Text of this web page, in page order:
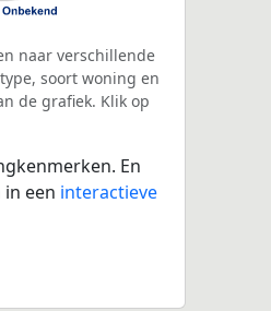
naar verschillende
soort woning en
de grafiek. Klik op
En
een interactieve